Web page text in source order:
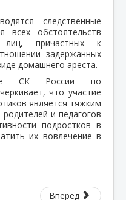
следственные
всех обстоятельств
лиц, причастных к
задержанных
домашнего ареста.
СК России по
что участие
является тяжким
и педагогов
подростков в
их вовлечение в
Вперед